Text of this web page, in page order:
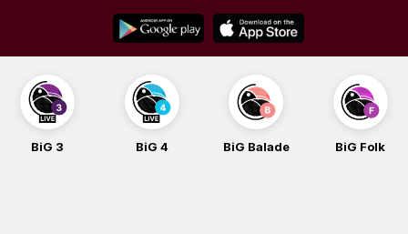
content
BiG 3 BiG 4 BiG Balade BiG Folk